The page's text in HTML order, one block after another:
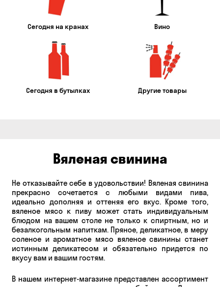
Сегодня на кранах Вино
Сегодня в бутылках Другие товары
Вяленая свинина
Не отказывайте себе в удовольствии! Вяленая свинина
прекрасно сочетается с любыми видами пива,
идеально дополняя и оттеняя его вкус. Кроме того,
вяленое мясо к пиву может стать индивидуальным
блюдом на вашем столе не только к спиртным, но и
безалкогольным напиткам. Пряное, деликатное, в меру
соленое и ароматное мясо вяленое свинины станет
истинным деликатесом и обязательно придется по
вкусу вам и вашим гостям.
В нашем интернет-магазине представлен ассортимент